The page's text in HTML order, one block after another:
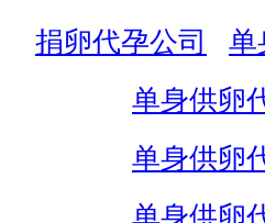
捐卵代孕公司
单
单身供卵
单身供卵
单身供卵